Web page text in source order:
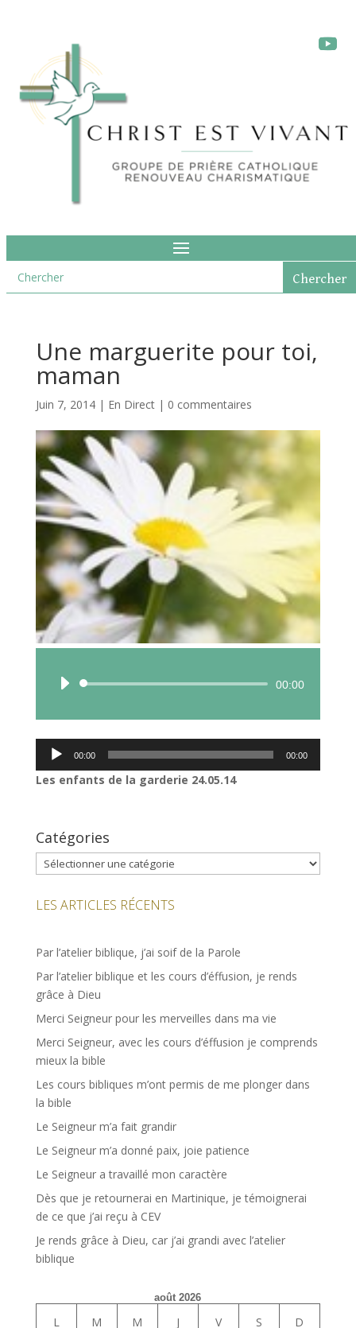
Une marguerite pour toi,
maman
Juin 7, 2014| En Direct| 0 commentaires
Lecteur
00:00
Lecteur
00:00 00:00
Les enfants de la garderie 24.05.14
Catégories
Catégories
LES ARTICLES RÉCENTS
Par l’atelier biblique, j’ai soif de la Parole
Par l’atelier biblique et les cours d’éffusion, je rends
grâce à Dieu
Merci Seigneur pour les merveilles dans ma vie
Merci Seigneur, avec les cours d’éffusion je comprends
mieux la bible
Les cours bibliques m’ont permis de me plonger dans
la bible
Le Seigneur m’a fait grandir
Le Seigneur m’a donné paix, joie patience
Le Seigneur a travaillé mon caractère
Dès que je retournerai en Martinique, je témoignerai
de ce que j’ai reçu à CEV
Je rends grâce à Dieu, car j’ai grandi avec l’atelier
biblique
août 2026
L M M J V S D